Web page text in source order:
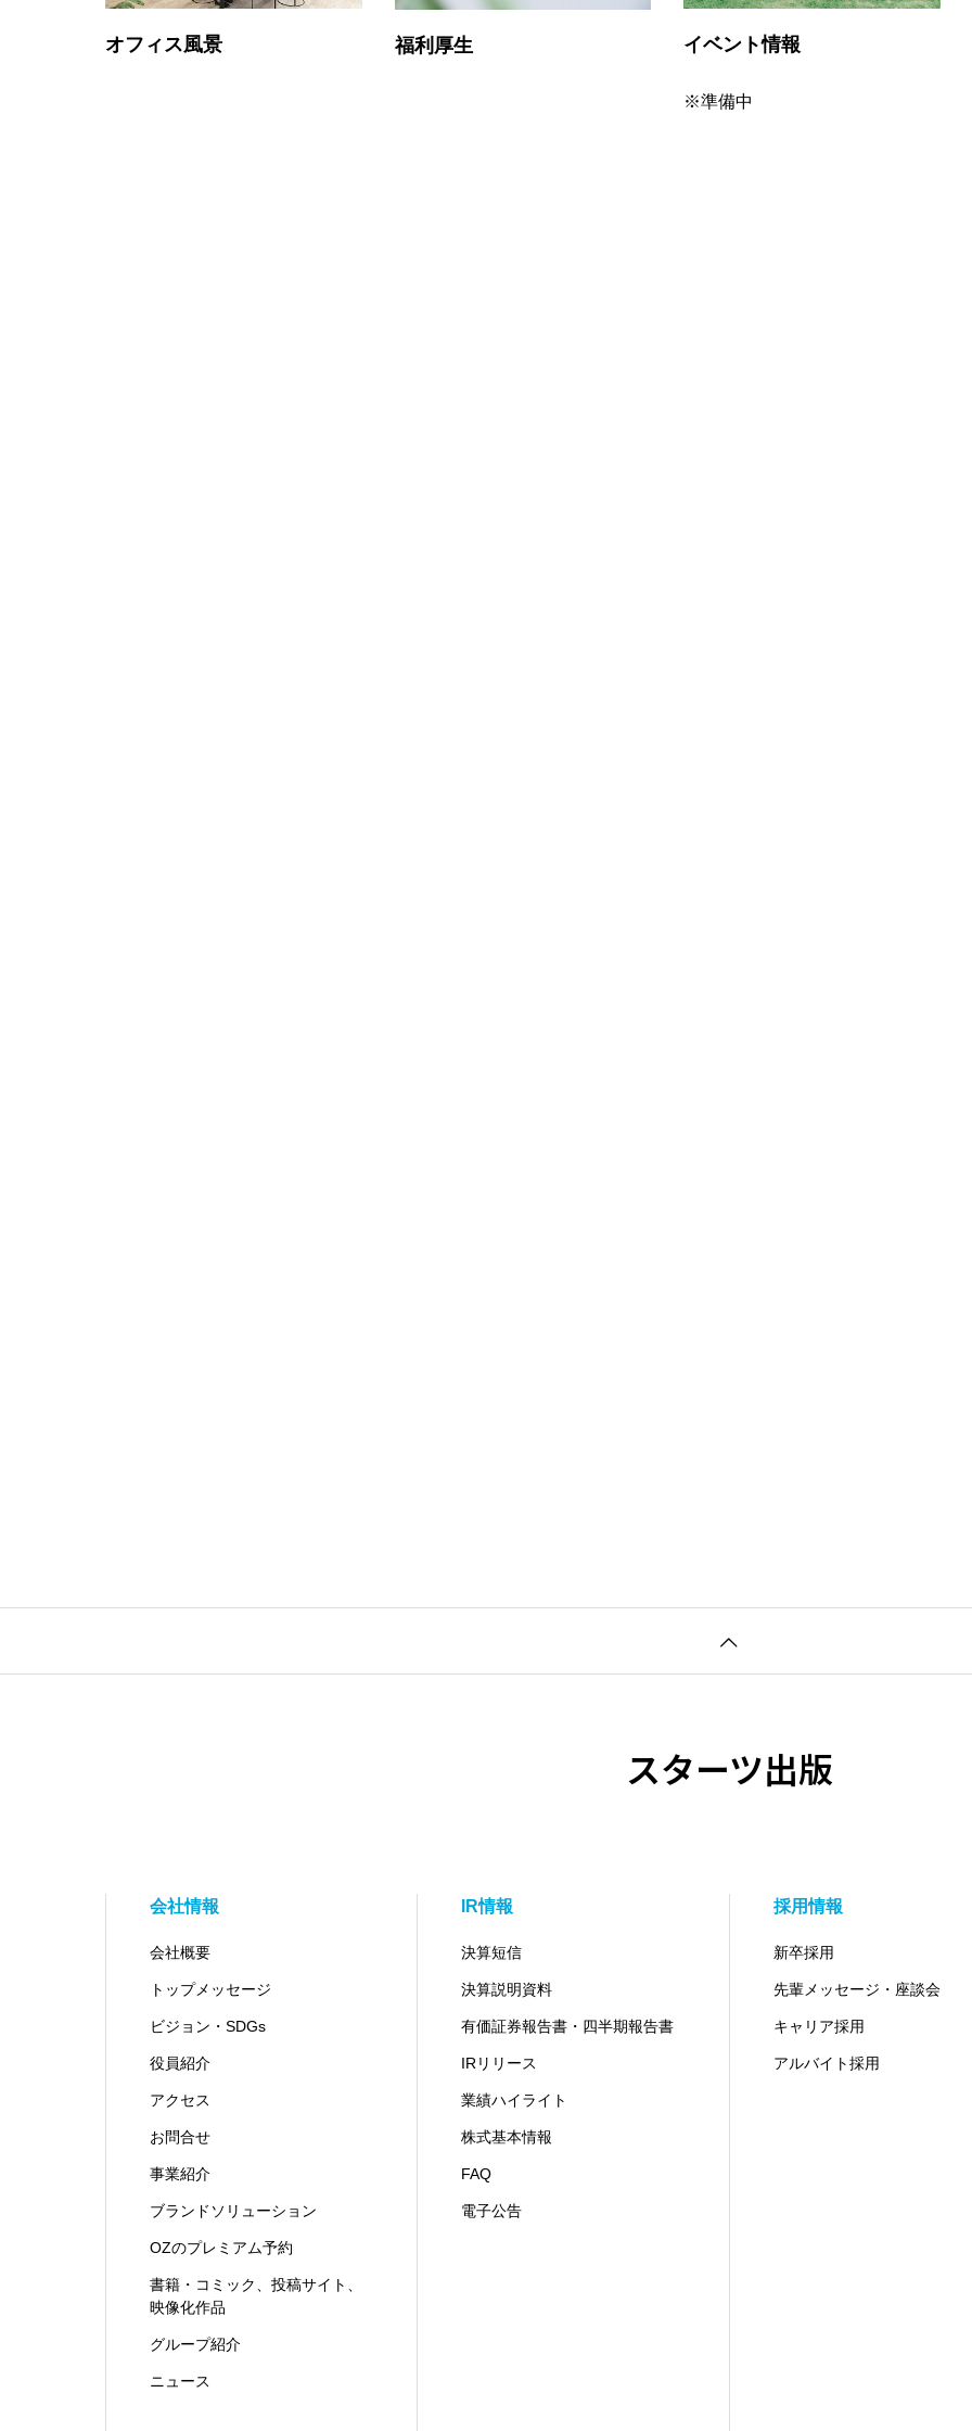
オフィス風景 福利厚生 イベント情報
※準備中
スターツ出版
会社情報
会社概要
トップメッセージ
ビジョン・SDGs
役員紹介
アクセス
お問合せ
事業紹介
ブランドソリューション
OZのプレミアム予約
書籍・コミック、投稿サイト、
映像化作品
グループ紹介
ニュース
IR情報
決算短信
決算説明資料
有価証券報告書・四半期報告書
IRリリース
業績ハイライト
株式基本情報
FAQ
電子公告
採用情報
新卒採用
先輩メッセージ・座談会
キャリア採用
アルバイト採用